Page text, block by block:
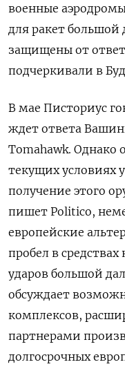
военные
для ракет большой
защищены от
подчеркивали в
В мае Писториус
ждет ответа
Tomahawk. Однако
текущих условиях
получение этого
пишет Politico,
европейские
пробел в
ударов большой
обсуждает
комплексов,
партнерами
долгосрочных